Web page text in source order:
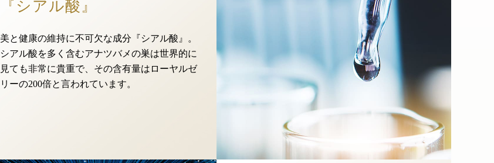
『シアル酸』
美と健康の維持に不可欠な成分『シアル酸』。
シアル酸を多く含むアナツバメの巣は世界的に
見ても非常に貴重で、その含有量はローヤルゼ
リーの200倍と言われています。